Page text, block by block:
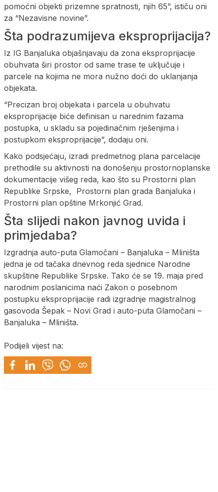
pomoćni objekti prizemne spratnosti, njih 65”, ističu oni
za “Nezavisne novine”.
Šta podrazumijeva eksproprijacija?
Iz IG Banjaluka objašnjavaju da zona eksproprijacije
obuhvata širi prostor od same trase te uključuje i
parcele na kojima ne mora nužno doći do uklanjanja
objekata.
“Precizan broj objekata i parcela u obuhvatu
eksproprijacije biće definisan u narednim fazama
postupka, u skladu sa pojedinačnim rješenjima i
postupkom eksproprijacije”, dodaju oni.
Kako podsjećaju, izradi predmetnog plana parcelacije
prethodile su aktivnosti na donošenju prostornoplanske
dokumentacije višeg reda, kao što su Prostorni plan
Republike Srpske, Prostorni plan grada Banjaluka i
Prostorni plan opštine Mrkonjić Grad.
Šta slijedi nakon javnog uvida i
primjedaba?
Izgradnja auto-puta Glamočani – Banjaluka – Mliništa
jedna je od tačaka dnevnog reda sjednice Narodne
skupštine Republike Srpske. Tako će se 19. maja pred
narodnim poslanicima naći Zakon o posebnom
postupku eksproprijacije radi izgradnje magistralnog
gasovoda Šepak – Novi Grad i auto-puta Glamočani –
Banjaluka – Mliništa.
Podijeli vijest na: